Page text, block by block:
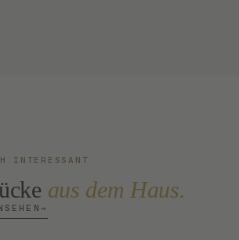
INTERESSANT
aus dem Haus.
→